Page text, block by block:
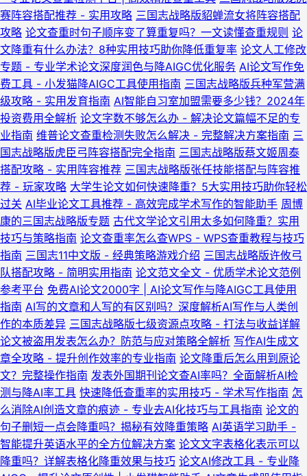
赛阵容搭配推荐 - 实用攻略 三国志战略版貂蝉流女将阵容搭配
攻略 论文查重时句子顺序变了算重复吗？一文读懂查重规则 论
文降重有什么办法？8种实用技巧助你降低重复率 论文人工修改
专题 - 专业学术论文深度润色与降AIGC优化服务 AI论文写作免
费工具 - 小发猫降AIGC工具使用指南 三国志战略版兵种军营满
级攻略 - 实用发育指南 AI智能自习室加盟需要多少钱？2024年
投资费用全解析 论文字数不够怎么办 - 解决论文篇幅不足的专
业指南 维普论文查重检测失败怎么解决 - 完整解决方案指南 三
国志战略版虎臣弓阵容搭配完全指南 三国志战略版蔡文姬周泰
搭配攻略 - 实用阵容推荐 三国志战略版张任技能搭配与阵容推
荐 - 玩家攻略 大学生论文如何快速降重？5大实用技巧助你轻松
过关 AI毕业论文工具推荐 - 高效完成学术写作的智能助手 周博
康的三国志战略版专题 古代文学论文引用太多如何降重？实用
技巧与策略指南 论文查重率怎么查WPS - WPS查重教程与技巧
指南 三国志11中文版 - 经典策略游戏介绍 三国志战略版许攸弓
队搭配攻略 - 简明实用指南 论文范文全文 - 优质学术论文范例
参考平台 免费AI论文2000字 | AI论文写作与降AIGC工具使用
指南 AI写的文章和人写的有区别吗？深度解析AI写作与人类创
作的本质差异 三国志战略版七级资源点攻略 - 打法与收益详解
论文被盗用发表怎么办？防范与应对策略全解析 写作AI生成文
章全攻略 - 提升创作效率的专业指南 论文降重后怎么用到原论
文？完整操作指南 发表外国期刊论文查AI率吗？全面解析AI检
测与降AI率工具 快速降低查重率的实用技巧 - 学术写作指南 怎
么消除AI创造文章的痕迹 - 专业去AI化技巧与工具指南 论文的
句子删短一点会降重吗？揭秘有效降重策略 AI英语学习助手 -
智能提升英语水平的全方位解决方案 论文文字表格化表示可以
降重吗？详解表格化降重效果与技巧 论文AI修改工具 - 专业降